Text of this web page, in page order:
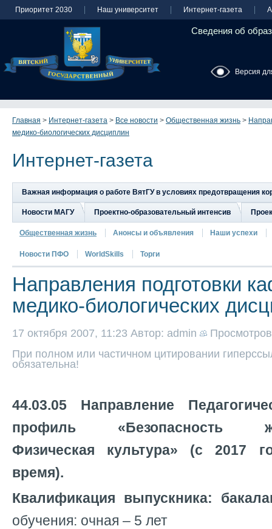
Приоритет 2030 Наш университет Интернет-газета
Сведения об
Версия
Главная > Интернет-газета > Все новости > Общественная жизнь >
медико-биологических дисциплин
Интернет-газета
Важная информация о работе ВятГУ в условиях предотвращения
Новости МАГУ Проектно-образовательный интенсив
Общественная жизнь Анонсы и объявления Наши успехи
Новости ПФО WorldSkills Торги
Направления подготовки
медико-биологических
17 октября 2007, 11:23 Автор: admin
При полном или частичном цитировании
обязательна!
44.03.05 Направление
профиль «Безопасность
Физическая культура» (с 2017
время).
Квалификация выпускника:
обучения: очная – 5 лет